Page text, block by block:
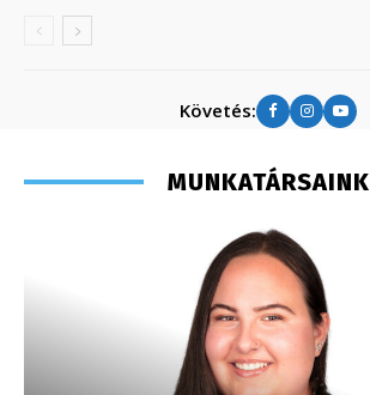
Követés:
MUNKATÁRSAINK